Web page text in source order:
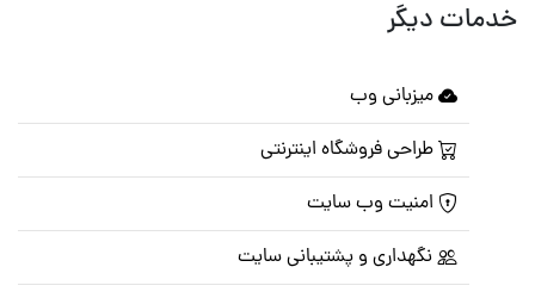
خدمات دیگر
میزبانی وب
طراحی فروشگاه اینترنتی
امنیت وب سایت
نگهداری و پشتیبانی سایت